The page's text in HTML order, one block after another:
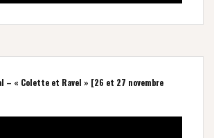
– « Colette et Ravel » [26 et 27 novembre